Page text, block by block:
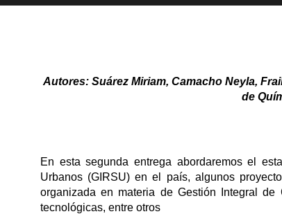
Autores: Suárez Miriam, Camacho Neyla,
de
En esta segunda entrega abordaremos el
Urbanos (GIRSU) en el país, algunos
organizada en materia de Gestión Integral
tecnológicas, entre otros